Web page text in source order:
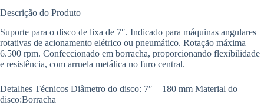
Descrição do Produto
Suporte para o disco de lixa de 7″. Indicado para máquinas angulares
rotativas de acionamento elétrico ou pneumático. Rotação máxima
6.500 rpm. Confeccionado em borracha, proporcionando flexibilidade
e resistência, com arruela metálica no furo central.
Detalhes Técnicos Diâmetro do disco: 7″ – 180 mm Material do
disco:Borracha